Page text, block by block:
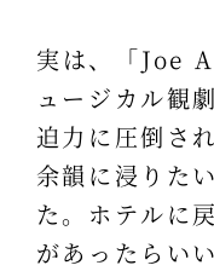
実は、「Joe
ュージカル観
迫力に圧倒さ
余韻に浸りた
た。ホテルに
があったらい